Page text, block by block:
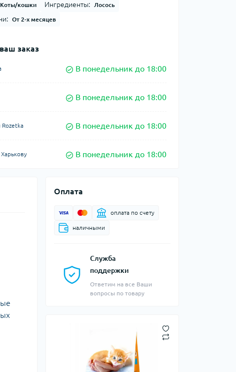
Коты/кошки Ингредиенты: Лосось
От 2-х месяцев
заказ
В понедельник до 18:00
В понедельник до 18:00
В понедельник до 18:00
В понедельник до 18:00
Оплата
оплата по счету
наличными
Служба
поддержки
Ответим на все Ваши
вопросы по товару